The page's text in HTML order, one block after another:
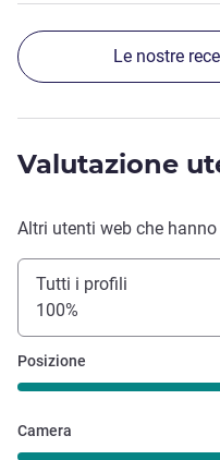
Le nostre
Valutazione
Altri utenti web che
Tutti i profili
100%
Posizione
Camera